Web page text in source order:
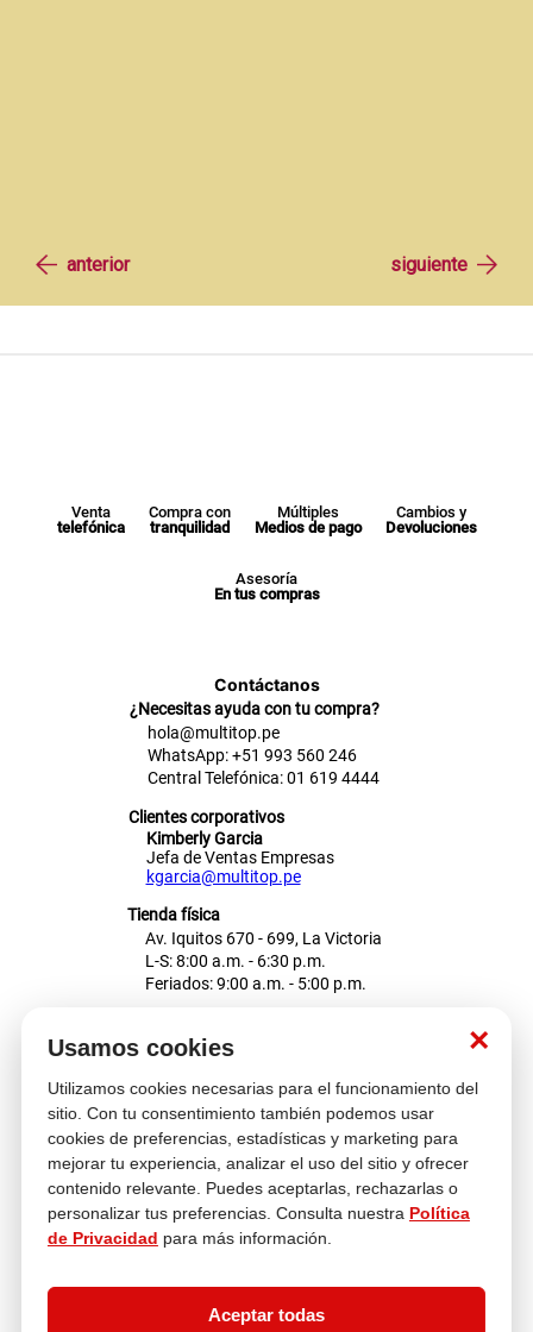
×
Usamos cookies
Utilizamos cookies necesarias para el funcionamiento del
sitio. Con tu consentimiento también podemos usar
cookies de preferencias, estadísticas y marketing para
mejorar tu experiencia, analizar el uso del sitio y ofrecer
contenido relevante. Puedes aceptarlas, rechazarlas o
personalizar tus preferencias. Consulta nuestra Política
de Privacidad para más información.
Aceptar todas
Venta
telefónica
Compra con
tranquilidad
Múltiples
Medios de pago
Cambios y
Devoluciones
Asesoría
En tus compras
Contáctanos
¿Necesitas ayuda con tu compra?
hola@multitop.pe
WhatsApp: +51 993 560 246
Central Telefónica: 01 619 4444
Clientes corporativos
Kimberly Garcia
Jefa de Ventas Empresas
kgarcia@multitop.pe
Tienda física
Av. Iquitos 670 - 699, La Victoria
L-S: 8:00 a.m. - 6:30 p.m.
Feriados: 9:00 a.m. - 5:00 p.m.
Atención al cliente
Descubre más